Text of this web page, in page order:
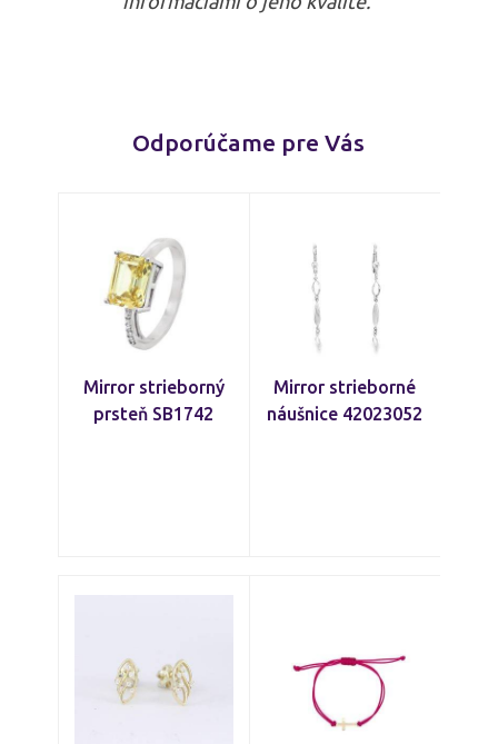
Odporúčame pre Vás
Mirror strieborný
prsteň SB1742
Mirror strieborné
náušnice 42023052